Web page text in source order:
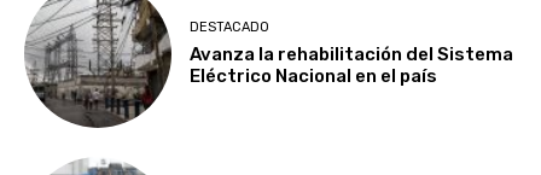
DESTACADO
Avanza la rehabilitación del Sistema
Eléctrico Nacional en el país